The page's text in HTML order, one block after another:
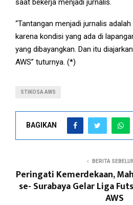
saat bekerja menjadi jurnalis.
“Tantangan menjadi jurnalis
karena kondisi yang ada di
yang dibayangkan. Dan itu
AWS” tuturnya. (*)
STIKOSA AWS
BAGIKAN
BERITA
Peringati Kemerdekaan,
se- Surabaya Gelar Liga
AWS